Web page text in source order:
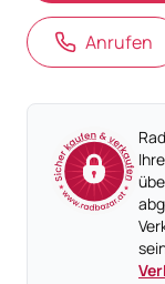
Anrufen